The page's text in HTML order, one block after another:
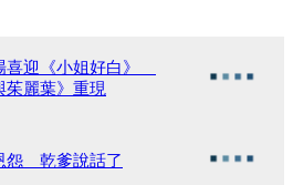
喜迎《小姐好白》
茱麗葉》重現
怨 乾爹說話了